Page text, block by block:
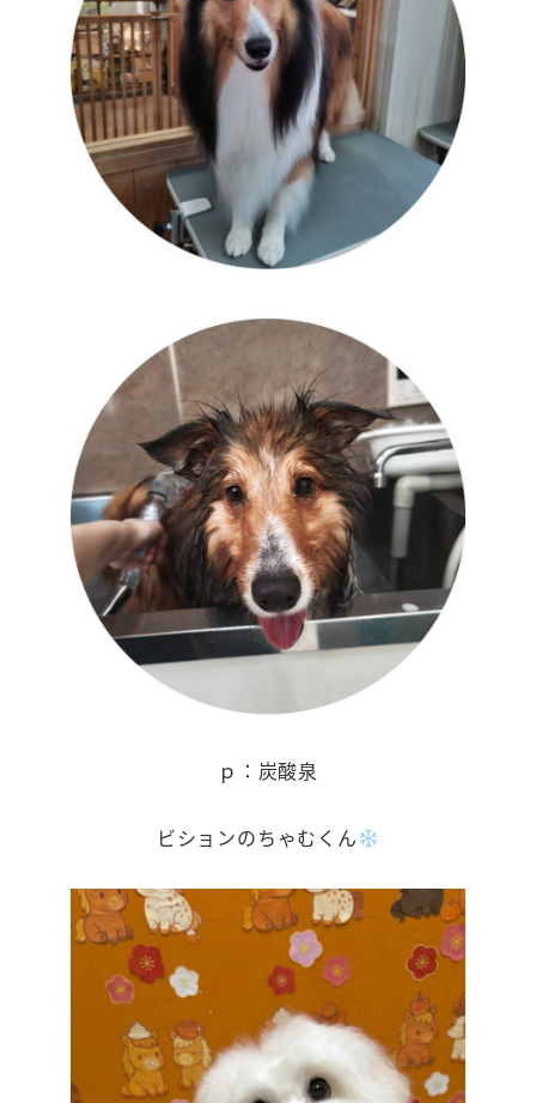
ｐ：炭酸泉
ビションのちゃむくん